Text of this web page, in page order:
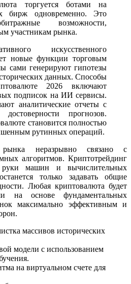
торгуется ботами на
бирж одновременно. Это
возможности,
участникам рынка.
искусственного
новые функции торговым
сами генерируют гипотезы
данных. Способы
2026 включают
подписок на ИИ сервисы.
аналитические отчеты с
прогнозов.
становится полностью
рутинных операций.
неразрывно связано с
алгоритмов. Криптотрейдинг
машин и вычислительных
только задавать общие
Любая криптовалюта будет
на основе фундаментальных
максимально эффективным и
массивов исторических
модели с использованием
на виртуальном счете для